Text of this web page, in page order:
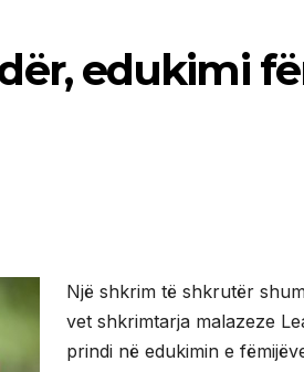
edukimi
Një shkrim të shkrutër
vet shkrimtarja malazeze
prindi në edukimin e